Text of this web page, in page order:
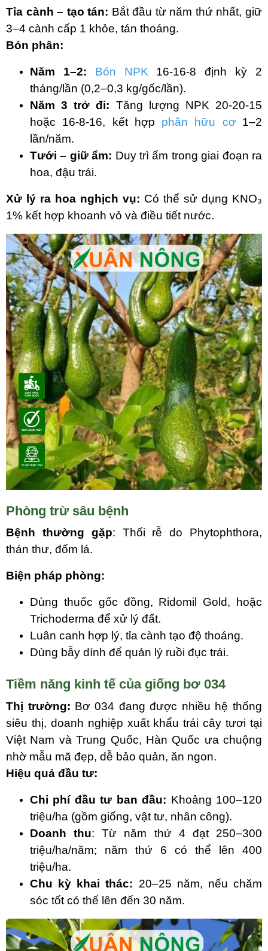
Tỉa cành – tạo tán: Bắt đầu từ năm thứ nhất, giữ
3–4 cành cấp 1 khỏe, tán thoáng.
Bón phân:
Năm 1–2: Bón NPK16-16-8 định kỳ 2
tháng/lần (0,2–0,3 kg/gốc/lần).
Năm 3 trở đi: Tăng lượng NPK 20-20-15
hoặc 16-8-16, kết hợp phân hữu cơ1–2
lần/năm.
Tưới – giữ ẩm: Duy trì ẩm trong giai đoạn ra
hoa, đậu trái.
Xử lý ra hoa nghịch vụ: Có thể sử dụng KNO₃
1% kết hợp khoanh vỏ và điều tiết nước.
Phòng trừ sâu bệnh
Bệnh thường gặp: Thối rễ do Phytophthora,
thán thư, đốm lá.
Biện pháp phòng:
Dùng thuốc gốc đồng, Ridomil Gold, hoặc
Trichoderma để xử lý đất.
Luân canh hợp lý, tỉa cành tạo độ thoáng.
Dùng bẫy dính để quản lý ruồi đục trái.
Tiềm năng kinh tế của giống bơ 034
Thị trường: Bơ 034 đang được nhiều hệ thống
siêu thị, doanh nghiệp xuất khẩu trái cây tươi tại
Việt Nam và Trung Quốc, Hàn Quốc ưa chuộng
nhờ mẫu mã đẹp, dễ bảo quản, ăn ngon.
Hiệu quả đầu tư:
Chi phí đầu tư ban đầu: Khoảng 100–120
triệu/ha (gồm giống, vật tư, nhân công).
Doanh thu: Từ năm thứ 4 đạt 250–300
triệu/ha/năm; năm thứ 6 có thể lên 400
triệu/ha.
Chu kỳ khai thác: 20–25 năm, nếu chăm
sóc tốt có thể lên đến 30 năm.